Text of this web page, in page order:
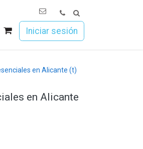
Iniciar sesión
en Alicante (t)
en Alicante